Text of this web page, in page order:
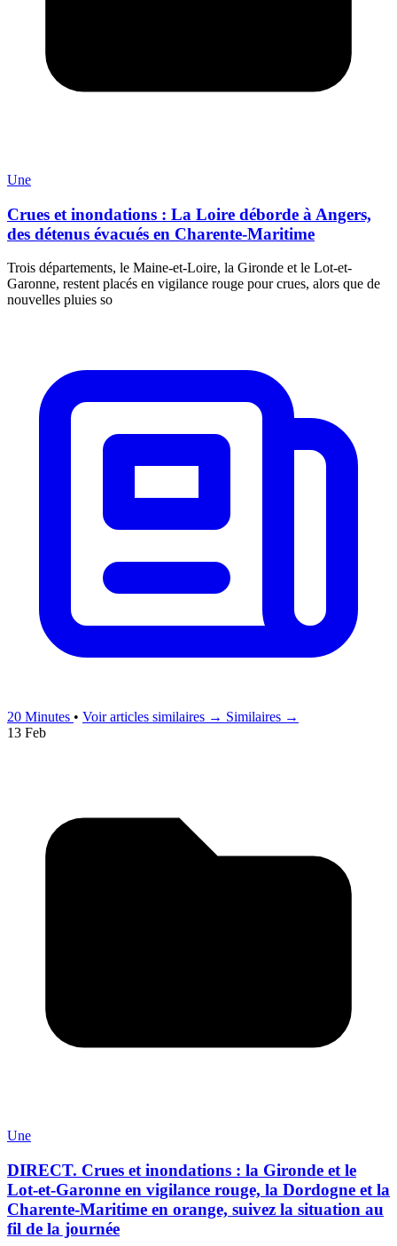
Une
Crues et inondations : La Loire déborde à Angers,
des détenus évacués en Charente-Maritime
Trois départements, le Maine-et-Loire, la Gironde et le Lot-et-
Garonne, restent placés en vigilance rouge pour crues, alors que de
nouvelles pluies so
20 Minutes • Voir articles similaires → Similaires →
13 Feb
Une
DIRECT. Crues et inondations : la Gironde et le
Lot-et-Garonne en vigilance rouge, la Dordogne et la
Charente-Maritime en orange, suivez la situation au
fil de la journée